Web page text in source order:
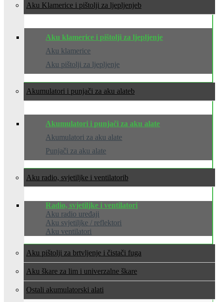
Aku Klamerice i pištolji za ljepljenje
Aku klamerice i pištolji za ljepljenje
Aku klamerice
Aku pištolji za ljepljenje
Akumulatori i punjači za aku alate
Akumulatori i punjači za aku alate
Akumulatori za aku alate
Punjači za aku alate
Aku radio, svjetiljke i ventilatori
Radio, svjetiljke i ventilatori
Aku radio uređaji
Aku svjetiljke / reflektori
Aku ventilatori
Aku pištolji za brtvljenje i čistači fuga
Aku škare za lim i univerzalne škare
Ostali akumulatorski alati